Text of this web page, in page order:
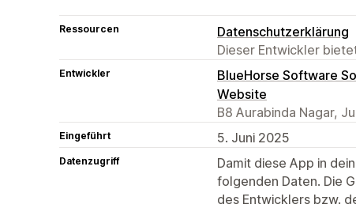
Ressourcen
Datenschutzerklärung
Dieser Entwickler
Entwickler
BlueHorse Software
Website
B8 Aurabinda Nagar,
Eingeführt 5. Juni 2025
Datenzugriff
Damit diese App in
folgenden Daten. Die
des Entwicklers bzw.